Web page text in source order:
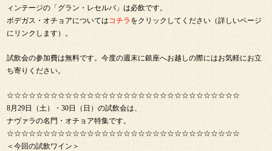
ィンテージの「グラン・レセルバ」は必飲です。
ボデガス・オチョアについてはコチラ をクリックしてください（詳しいページ
にリンクします）。
試飲会の参加費は無料です。今度の週末に銀座へお越しの際にはお気軽にお立
ち寄りください。
☆☆☆☆☆☆☆☆☆☆☆☆☆☆☆☆☆☆☆☆☆☆☆☆☆☆☆☆☆☆☆☆
8月29日（土）・30日（日）の試飲会は、
ナヴァラの名門・オチョア特集です。
☆☆☆☆☆☆☆☆☆☆☆☆☆☆☆☆☆☆☆☆☆☆☆☆☆☆☆☆☆☆☆☆
＜今回の試飲ワイン＞